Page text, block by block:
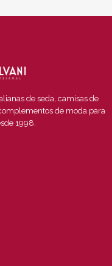
de seda, camisas de
de moda para
1998.